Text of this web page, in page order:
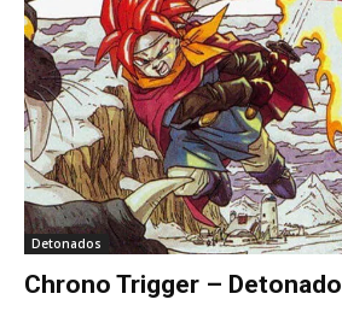
Detonados
Chrono Trigger – Detonado